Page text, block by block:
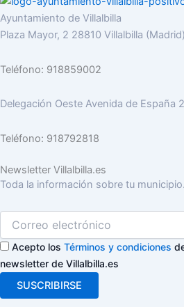
Ayuntamiento de Villalbilla
Plaza Mayor, 2 28810 Villalbilla (Madrid)
Teléfono: 918859002
Delegación Oeste Avenida de España
Teléfono: 918792818
Newsletter Villalbilla.es
Toda la información sobre tu municipio.
Acepto los Términos y condiciones
newsletter de Villalbilla.es
SUSCRIBIRSE